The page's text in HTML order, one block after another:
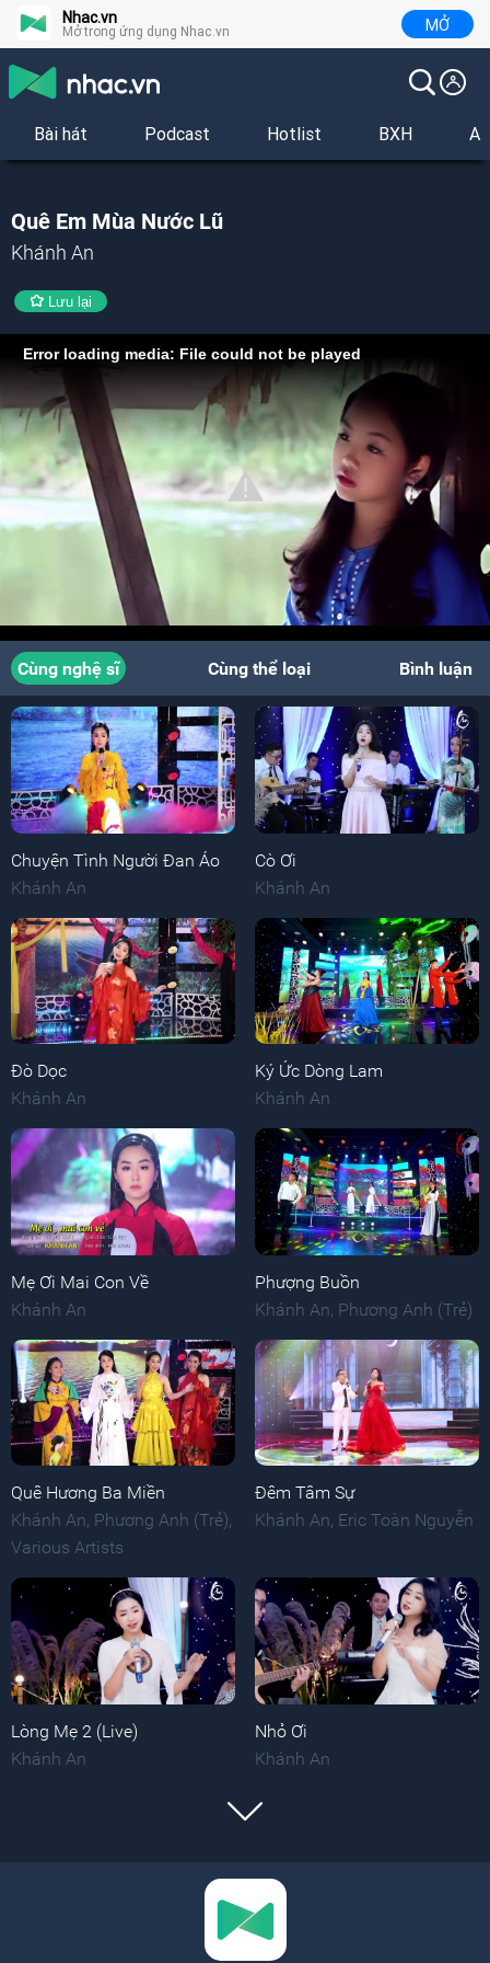
Nhac.vn
Mở trong ứng dụng Nhac.vn MỞ
Bài hát Podcast Hotlist BXH
Quê Em Mùa Nước Lũ
Khánh An
Lưu lại
Error loading media: File could not be played
Cùng nghệ sĩ Cùng thể loại Bình luận
Chuyện Tình Người Đan Áo
Khánh An
Cò Ơi
Khánh An
Đò Dọc
Khánh An
Ký Ức Dòng Lam
Khánh An
Mẹ Ơi Mai Con Về
Khánh An
Phượng Buồn
Khánh An Phương Anh (Trẻ)
Quê Hương Ba Miền
Khánh An, Phương Anh (Trẻ),
Various Artists
Đêm Tâm Sự
Khánh An, Eric Toàn Nguyễn
Lòng Mẹ 2 (Live)
Khánh An
Nhỏ Ơi
Khánh An